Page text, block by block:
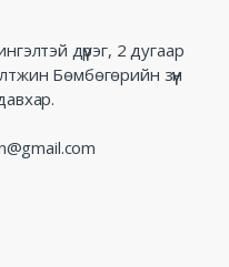
дүүрэг, 2 дугаар
Бөмбөгөрийн зүүн